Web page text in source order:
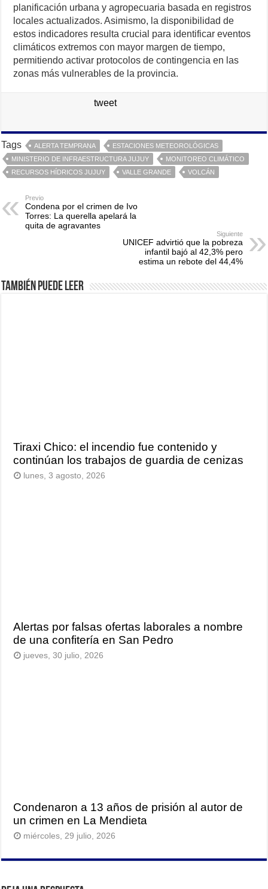
planificación urbana y agropecuaria basada en registros
locales actualizados. Asimismo, la disponibilidad de
estos indicadores resulta crucial para identificar eventos
climáticos extremos con mayor margen de tiempo,
permitiendo activar protocolos de contingencia en las
zonas más vulnerables de la provincia.
tweet
Tags ALERTA TEMPRANA
ESTACIONES METEOROLÓGICAS
MINISTERIO DE INFRAESTRUCTURA JUJUY
MONITOREO CLIMÁTICO
RECURSOS HÍDRICOS JUJUY
VALLE GRANDE VOLCÁN
Previo
Condena por el crimen de Ivo
Torres: La querella apelará la
quita de agravantes
Siguiente
UNICEF advirtió que la pobreza
infantil bajó al 42,3% pero
estima un rebote del 44,4%
También puede leer
Tiraxi Chico: el incendio fue contenido y
continúan los trabajos de guardia de cenizas
lunes, 3 agosto, 2026
Alertas por falsas ofertas laborales a nombre
de una confitería en San Pedro
jueves, 30 julio, 2026
Condenaron a 13 años de prisión al autor de
un crimen en La Mendieta
miércoles, 29 julio, 2026